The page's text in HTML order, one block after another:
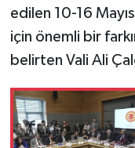
edilen 10-16
için önemli bir
belirten Vali Ali